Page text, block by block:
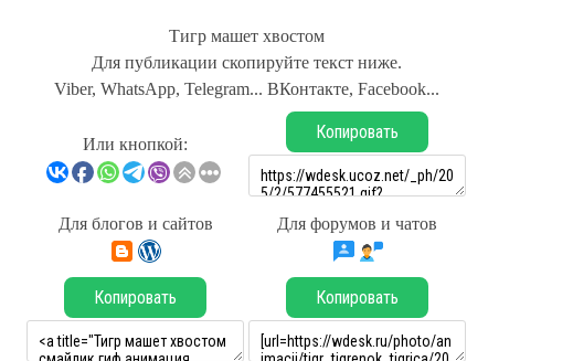
Тигр машет хвостом
Для публикации скопируйте текст ниже.
Viber, WhatsApp, Telegram... ВКонтакте, Facebook...
Или кнопкой:
Копировать
Для блогов и сайтов Для форумов и чатов
Копировать Копировать